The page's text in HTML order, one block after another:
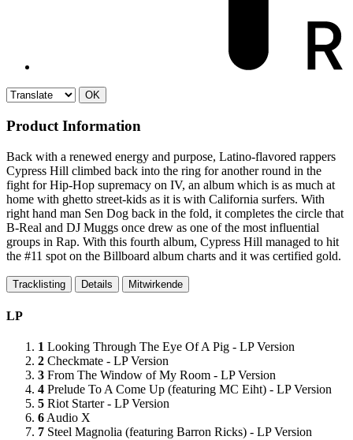
OK
Product Information
Back with a renewed energy and purpose, Latino-flavored rappers
Cypress Hill climbed back into the ring for another round in the
fight for Hip-Hop supremacy on IV, an album which is as much at
home with ghetto street-kids as it is with California surfers. With
right hand man Sen Dog back in the fold, it completes the circle that
B-Real and DJ Muggs once drew as one of the most influential
groups in Rap. With this fourth album, Cypress Hill managed to hit
the #11 spot on the Billboard album charts and it was certified gold.
Tracklisting Details Mitwirkende
LP
1 Looking Through The Eye Of A Pig - LP Version
2 Checkmate - LP Version
3 From The Window of My Room - LP Version
4 Prelude To A Come Up (featuring MC Eiht) - LP Version
5 Riot Starter - LP Version
6Audio X
7 Steel Magnolia (featuring Barron Ricks) - LP Version